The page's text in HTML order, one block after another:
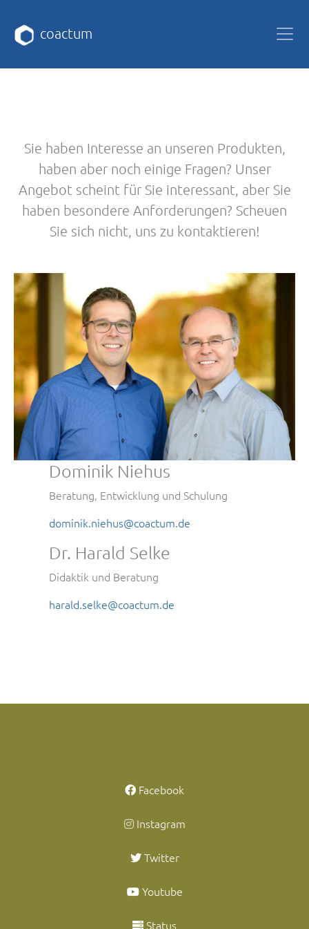
coactum
Sie haben Interesse an unseren Produkten,
haben aber noch einige Fragen? Unser
Angebot scheint für Sie interessant, aber Sie
haben besondere Anforderungen? Scheuen
Sie sich nicht, uns zu kontaktieren!
Dominik Niehus
Beratung, Entwicklung und Schulung
dominik.niehus@coactum.de
Dr. Harald Selke
Didaktik und Beratung
harald.selke@coactum.de
Facebook
Instagram
Twitter
Youtube
Status